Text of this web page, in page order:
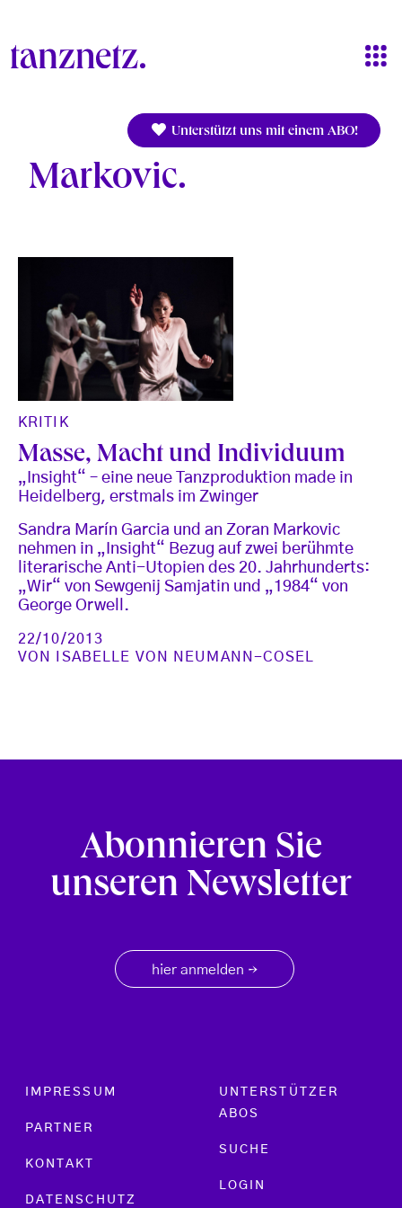
Unterstützt uns mit einem ABO!
Markovic
KRITIK
Masse, Macht und Individuum
„Insight“ – eine neue Tanzproduktion made in
Heidelberg, erstmals im Zwinger
Sandra Marín Garcia und an Zoran Markovic
nehmen in „Insight“ Bezug auf zwei berühmte
literarische Anti-Utopien des 20. Jahrhunderts:
„Wir“ von Sewgenij Samjatin und „1984“ von
George Orwell.
22/10/2013
VON
ISABELLE VON NEUMANN-COSEL
Abonnieren Sie
unseren Newsletter
hier anmelden →
Footer menu
IMPRESSUM
PARTNER
KONTAKT
DATENSCHUTZ
UNTERSTÜTZER
ABOS
SUCHE
LOGIN